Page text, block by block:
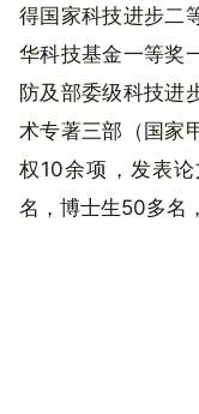
得国家科技进步二
华科技基金一等奖
防及部委级科技进
术专著三部（国家
权10余项，发表
名，博士生50多名